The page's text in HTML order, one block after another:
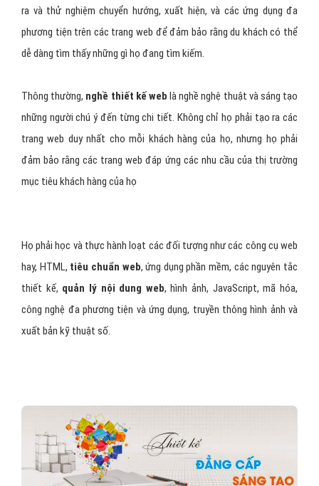
ra và thử nghiệm chuyển hướng, xuất hiện, và các ứng dụng đa
phương tiện trên các trang web để đảm bảo rằng du khách có thể
dễ dàng tìm thấy những gì họ đang tìm kiếm.
Thông thường, nghề thiết kế web là nghề nghệ thuật và sáng tạo
những người chú ý đến từng chi tiết. Không chỉ họ phải tạo ra các
trang web duy nhất cho mỗi khách hàng của họ, nhưng họ phải
đảm bảo rằng các trang web đáp ứng các nhu cầu của thị trường
mục tiêu khách hàng của họ
Họ phải học và thực hành loạt các đối tượng như các công cụ web
hay, HTML, tiêu chuẩn web, ứng dụng phần mềm, các nguyên tắc
thiết kế, quản lý nội dung web, hình ảnh, JavaScript, mã hóa,
công nghệ đa phương tiện và ứng dụng, truyền thông hình ảnh và
xuất bản kỹ thuật số.